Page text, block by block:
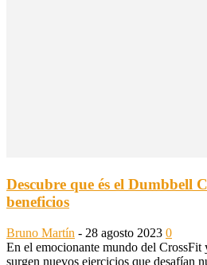
Descubre que és el Dumbbell
beneficios
Bruno Martín - 28 agosto 2023 0
En el emocionante mundo del CrossFit
surgen nuevos ejercicios que desafían